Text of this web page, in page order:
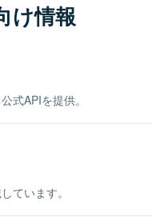
け情報
式APIを提供。
ています。